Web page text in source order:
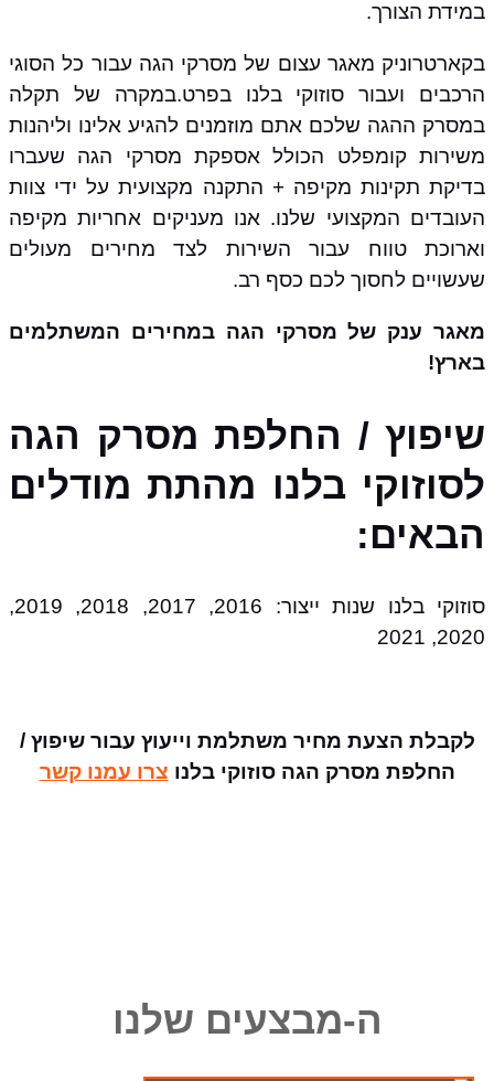
במידת הצורך.
בקארטרוניק מאגר עצום של מסרקי הגה עבור כל הסוגי
הרכבים ועבור סוזוקי בלנו בפרט.במקרה של תקלה
במסרק ההגה שלכם אתם מוזמנים להגיע אלינו וליהנות
משירות קומפלט הכולל אספקת מסרקי הגה שעברו
בדיקת תקינות מקיפה + התקנה מקצועית על ידי צוות
העובדים המקצועי שלנו. אנו מעניקים אחריות מקיפה
וארוכת טווח עבור השירות לצד מחירים מעולים
שעשויים לחסוך לכם כסף רב.
מאגר ענק של מסרקי הגה במחירים המשתלמים
בארץ!
שיפוץ / החלפת מסרק הגה
לסוזוקי בלנו מהתת מודלים
הבאים:
סוזוקי בלנו שנות ייצור: 2016, 2017, 2018, 2019,
2020, 2021
לקבלת הצעת מחיר משתלמת וייעוץ עבור שיפוץ /
החלפת מסרק הגה סוזוקי בלנו צרו עמנו קשר
ה-מבצעים שלנו